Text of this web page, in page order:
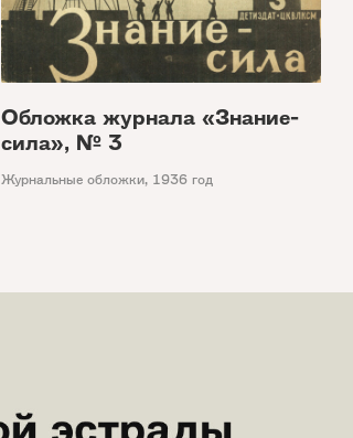
Обложка журнала «Знание-
сила», № 3
Журнальные обложки, 1936 год